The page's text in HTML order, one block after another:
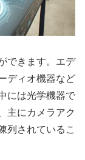
できます。エデ
ディオ機器など
には光学機器で
主にカメラアク
列されているこ